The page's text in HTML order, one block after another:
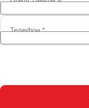
Телефон*